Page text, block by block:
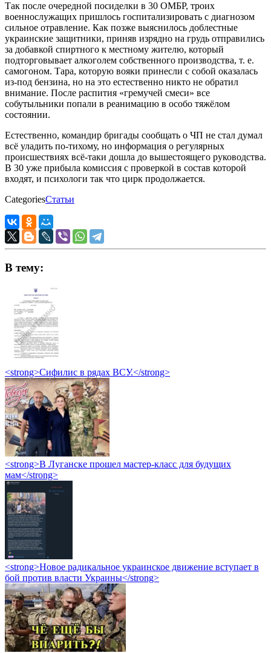
Так после очередной посиделки в 30 ОМБР, троих
военнослужащих пришлось госпитализировать с диагнозом
сильное отравление. Как позже выяснилось доблестные
украинские защитники, приняв изрядно на грудь отправились
за добавкой спиртного к местному жителю, который
подторговывает алкоголем собственного производства, т. е.
самогоном. Тара, которую вояки принесли с собой оказалась
из-под бензина, но на это естественно никто не обратил
внимание. После распития «гремучей смеси» все
собутыльники попали в реанимацию в особо тяжёлом
состоянии.
Естественно, командир бригады сообщать о ЧП не стал думал
всё уладить по-тихому, но информация о регулярных
происшествиях всё-таки дошла до вышестоящего руководства.
В 30 уже прибыла комиссия с проверкой в состав которой
входят, и психологи так что цирк продолжается.
CategoriesСтатьи
В тему:
<strong>Сифилис в рядах ВСУ.</strong>
<strong>В Луганске прошел мастер-класс для будущих
мам</strong>
<strong>Новое радикальное украинское движение вступает в
бой против власти Украины</strong>